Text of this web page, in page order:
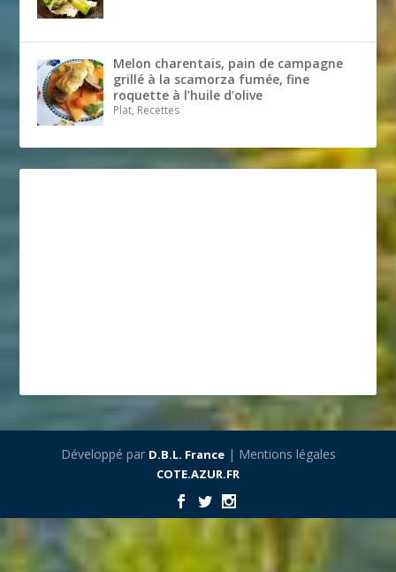
Melon charentais, pain de campagne
grillé à la scamorza fumée, fine
roquette à l’huile d’olive
Plat, Recettes
Développé par D.B.L. France| Mentions légales
COTE.AZUR.FR